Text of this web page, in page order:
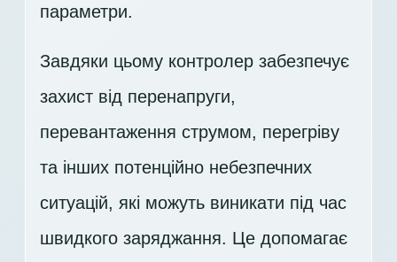
параметри.
Завдяки цьому контролер забезпечує
захист від перенапруги,
перевантаження струмом, перегріву
та інших потенційно небезпечних
ситуацій, які можуть виникати під час
швидкого заряджання. Це допомагає